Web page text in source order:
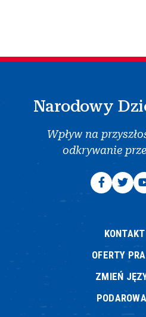
Narodowy
Wpływ na
odkrywanie
KONTAKT
OFERTY
ZMIEŃ